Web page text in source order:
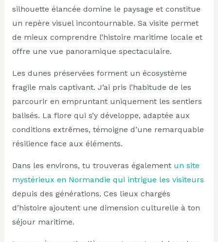
silhouette élancée domine le paysage et constitue
un repère visuel incontournable. Sa visite permet
de mieux comprendre l’histoire maritime locale et
offre une vue panoramique spectaculaire.
Les dunes préservées forment un écosystème
fragile mais captivant. J’ai pris l’habitude de les
parcourir en empruntant uniquement les sentiers
balisés. La flore qui s’y développe, adaptée aux
conditions extrêmes, témoigne d’une remarquable
résilience face aux éléments.
Dans les environs, tu trouveras également un site
mystérieux en Normandie qui intrigue les visiteurs
depuis des générations. Ces lieux chargés
d’histoire ajoutent une dimension culturelle à ton
séjour maritime.